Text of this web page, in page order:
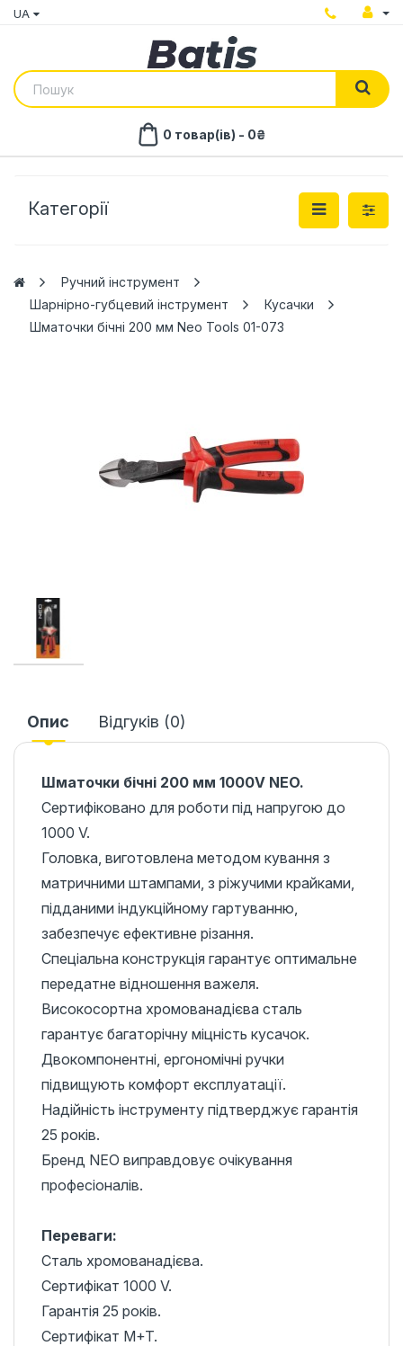
UA
0 товар(ів) - 0₴
Категорії
Ручний інструмент
Шарнірно-губцевий інструмент
Кусачки
Шматочки бічні 200 мм Neo Tools 01-073
Опис Відгуків (0)
Шматочки бічні 200 мм 1000V NEO.
Сертифіковано для роботи під напругою до
1000 V.
Головка, виготовлена ​​методом кування з
матричними штампами, з ріжучими крайками,
підданими індукційному гартуванню,
забезпечує ефективне різання.
Спеціальна конструкція гарантує оптимальне
передатне відношення важеля.
Високосортна хромованадієва сталь
гарантує багаторічну міцність кусачок.
Двокомпонентні, ергономічні ручки
підвищують комфорт експлуатації.
Надійність інструменту підтверджує гарантія
25 років.
Бренд NEO виправдовує очікування
професіоналів.
Переваги:
Сталь хромованадієва.
Сертифікат 1000 V.
Гарантія 25 років.
Сертифікат M+T.